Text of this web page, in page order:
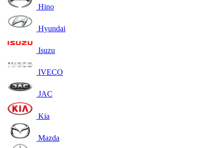
Hino
Hyundai
Isuzu
IVECO
JAC
Kia
Mazda